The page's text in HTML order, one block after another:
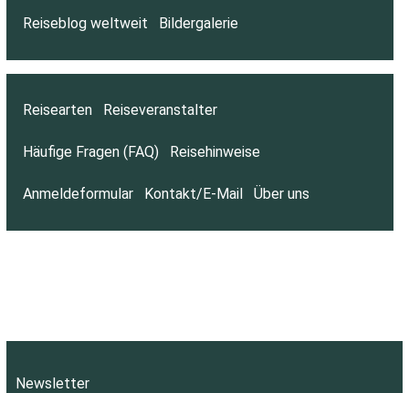
Reiseblog weltweit Bildergalerie
Reisearten Reiseveranstalter
Häufige Fragen (FAQ) Reisehinweise
Anmeldeformular Kontakt/E-Mail Über uns
Newsletter